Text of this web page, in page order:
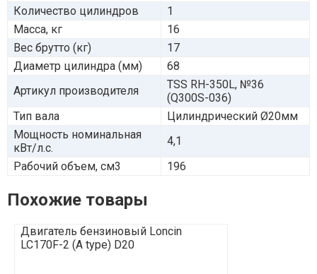
Количество цилиндров
1
Масса, кг
16
Вес брутто (кг)
17
Диаметр цилиндра (мм)
68
Артикул производителя
TSS RH-350L, №36
(Q300S-036)
Тип вала
Цилиндрический Ø20мм
Мощность номинальная
кВт/л.с.
4,1
Рабочий объем, см3
196
Похожие товары
Двигатель бензиновый Loncin
LC170F-2 (A type) D20